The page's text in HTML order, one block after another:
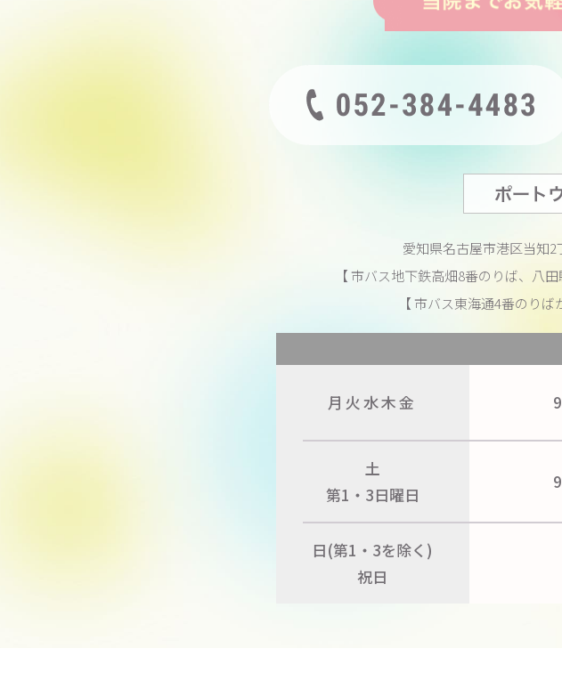
愛知県名古屋市港区当知2
【 市バス地下鉄高畑8番のりば、八
【 市バス東海通4番のりば
月火水木金
土
第1・3日曜日
日(第1・3を除く)
祝日